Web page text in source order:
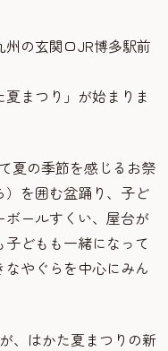
の玄関口JR博多駅前
まつり」が始まりま
夏の季節を感じるお祭
）を囲む盆踊り、子ど
ボールすくい、屋台が
どもも一緒になって
やぐらを中心にみん
、はかた夏まつりの新